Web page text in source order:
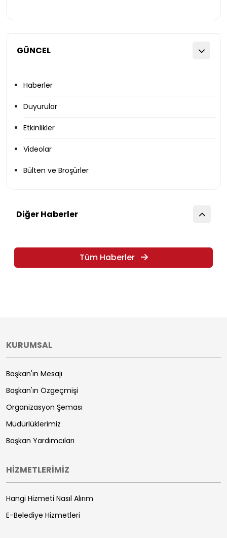
GÜNCEL
Haberler
Duyurular
Etkinlikler
Videolar
Bülten ve Broşürler
Diğer Haberler
Tüm Haberler
KURUMSAL
Başkan'ın Mesajı
Başkan'ın Özgeçmişi
Organizasyon Şeması
Müdürlüklerimiz
Başkan Yardımcıları
HİZMETLERİMİZ
Hangi Hizmeti Nasıl Alırım
E-Belediye Hizmetleri